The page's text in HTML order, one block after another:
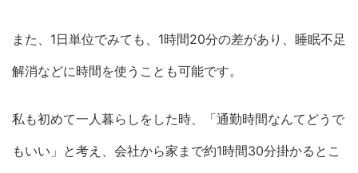
また、1日単位でみても、1時間20分の差があり、睡眠不足
解消などに時間を使うことも可能です。
私も初めて一人暮らしをした時、「通勤時間なんてどうで
もいい」と考え、会社から家まで約1時間30分掛かるとこ